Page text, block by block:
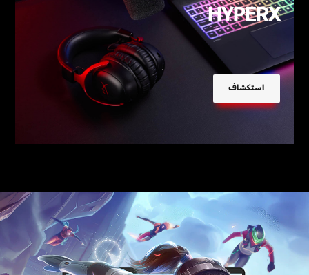
HYPERX
استكشاف